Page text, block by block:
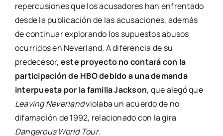
repercusiones que los acusadores han enfrentado
desde la publicación de las acusaciones, además
de continuar explorando los supuestos abusos
ocurridos en Neverland. A diferencia de su
predecesor, este proyecto no contará con la
participación de HBO debido a una demanda
interpuesta por la familia Jackson, que alegó que
Leaving Neverlandviolaba un acuerdo de no
difamación de 1992, relacionado con la gira
Dangerous World Tour.